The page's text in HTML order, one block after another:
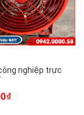
nghiệp trực